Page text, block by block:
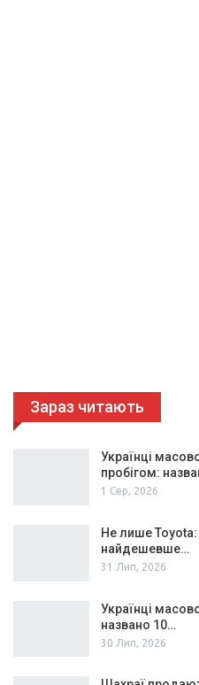
Зараз читають
Українці
пробігом:
1 Сер, 2026
Не лише Toyota:
найдешевше…
31 Лип, 2026
Українці
названо 10…
30 Лип, 2026